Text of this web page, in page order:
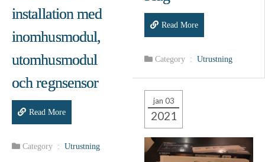
installation med
inomhusmodul,
utomhusmodul
och regnsensor
Read More
Category : Utrustning
Read More
Category : Utrustning
jan 03
2021